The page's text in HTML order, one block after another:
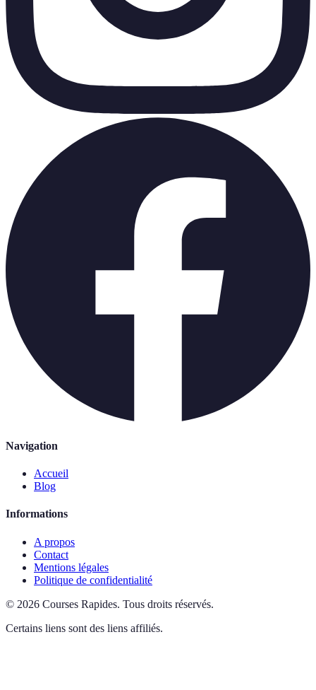
Navigation
Accueil
Blog
Informations
A propos
Contact
Mentions légales
Politique de confidentialité
© 2026 Courses Rapides. Tous droits réservés.
Certains liens sont des liens affiliés.